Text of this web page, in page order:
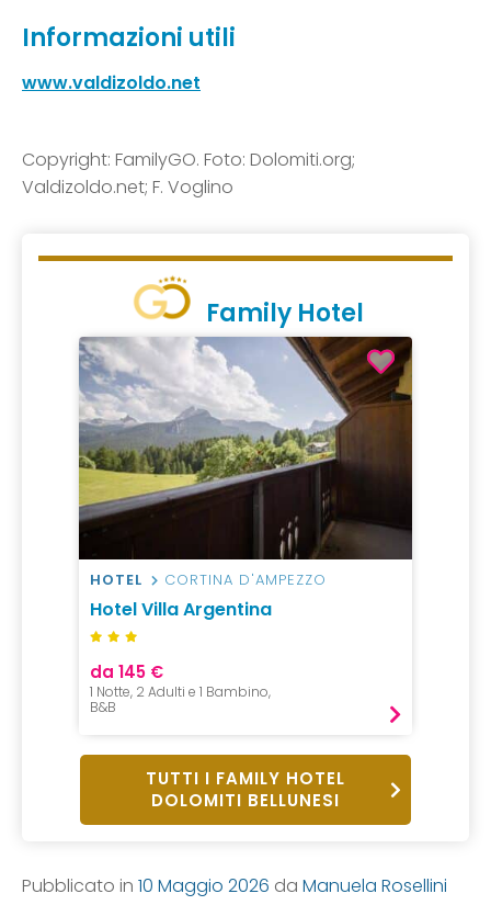
Informazioni utili
www.valdizoldo.net
Copyright: FamilyGO. Foto: Dolomiti.org;
Valdizoldo.net; F. Voglino
Family Hotel
HOTEL CORTINA D'AMPEZZO
Hotel Villa Argentina
da 145 €
1 Notte, 2 Adulti e 1 Bambino,
B&B
TUTTI I FAMILY HOTEL
DOLOMITI BELLUNESI
Pubblicato in 10 Maggio 2026 da Manuela Rosellini